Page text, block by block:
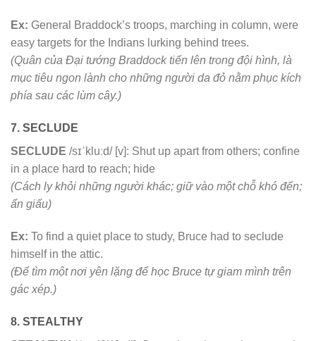
Ex: General Braddock’s troops, marching in column, were
easy targets for the Indians lurking behind trees.
(Quân của Đại tướng Braddock tiến lên trong đội hình, là
mục tiêu ngon lành cho những người da đỏ nằm phục kích
phía sau các lùm cây.)
7. SECLUDE
SECLUDE /sɪˈkluːd/ [v]: Shut up apart from others; confine
in a place hard to reach; hide
(Cách ly khỏi những người khác; giữ vào một chỗ khó đến;
ẩn giấu)
Ex: To find a quiet place to study, Bruce had to seclude
himself in the attic.
(Để tìm một nơi yên lặng để học Bruce tự giam mình trên
gác xép.)
8. STEALTHY